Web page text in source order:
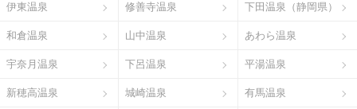
伊東温泉 修善寺温泉 下田温泉（静岡県）
和倉温泉 山中温泉 あわら温泉
宇奈月温泉 下呂温泉 平湯温泉
新穂高温泉 城崎温泉 有馬温泉